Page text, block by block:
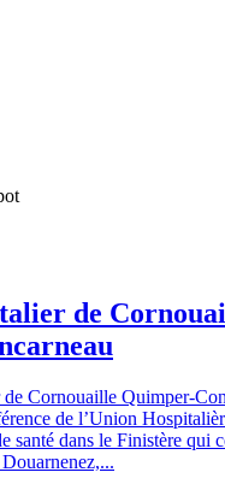
de
Cornouaille Quimper-
de l’Union
santé dans le Finistère qui